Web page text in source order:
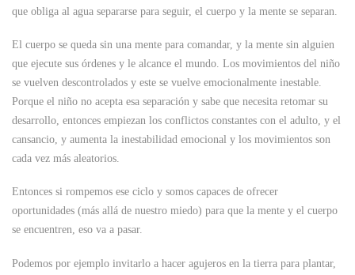
que obliga al agua separarse para seguir, el cuerpo y la mente se separan.
El cuerpo se queda sin una mente para comandar, y la mente sin alguien
que ejecute sus órdenes y le alcance el mundo. Los movimientos del niño
se vuelven descontrolados y este se vuelve emocionalmente inestable.
Porque el niño no acepta esa separación y sabe que necesita retomar su
desarrollo, entonces empiezan los conflictos constantes con el adulto, y el
cansancio, y aumenta la inestabilidad emocional y los movimientos son
cada vez más aleatorios.
Entonces si rompemos ese ciclo y somos capaces de ofrecer
oportunidades (más allá de nuestro miedo) para que la mente y el cuerpo
se encuentren, eso va a pasar.
Podemos por ejemplo invitarlo a hacer agujeros en la tierra para plantar,